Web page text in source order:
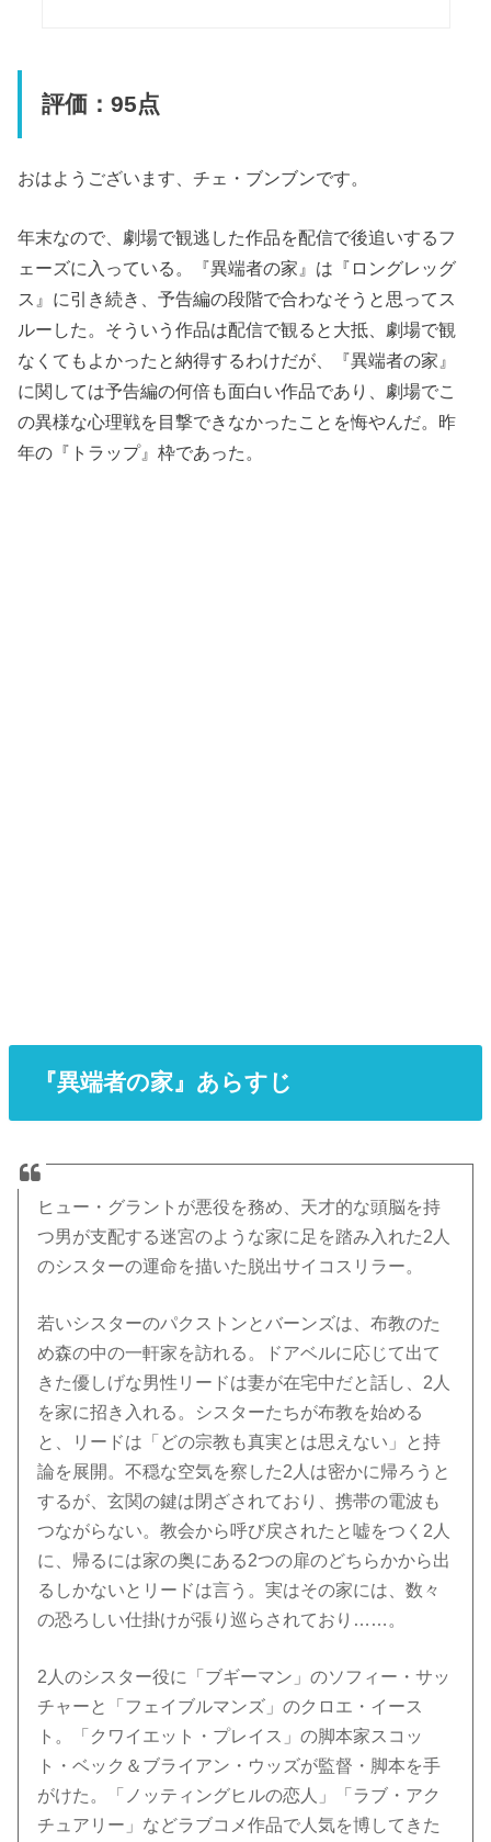
評価：95点
おはようございます、チェ・ブンブンです。
年末なので、劇場で観逃した作品を配信で後追いするフ
ェーズに入っている。『異端者の家』は『ロングレッグ
ス』に引き続き、予告編の段階で合わなそうと思ってス
ルーした。そういう作品は配信で観ると大抵、劇場で観
なくてもよかったと納得するわけだが、『異端者の家』
に関しては予告編の何倍も面白い作品であり、劇場でこ
の異様な心理戦を目撃できなかったことを悔やんだ。昨
年の『トラップ』枠であった。
『異端者の家』あらすじ
ヒュー・グラントが悪役を務め、天才的な頭脳を持
つ男が支配する迷宮のような家に足を踏み入れた2人
のシスターの運命を描いた脱出サイコスリラー。
若いシスターのパクストンとバーンズは、布教のた
め森の中の一軒家を訪れる。ドアベルに応じて出て
きた優しげな男性リードは妻が在宅中だと話し、2人
を家に招き入れる。シスターたちが布教を始める
と、リードは「どの宗教も真実とは思えない」と持
論を展開。不穏な空気を察した2人は密かに帰ろうと
するが、玄関の鍵は閉ざされており、携帯の電波も
つながらない。教会から呼び戻されたと嘘をつく2人
に、帰るには家の奥にある2つの扉のどちらかから出
るしかないとリードは言う。実はその家には、数々
の恐ろしい仕掛けが張り巡らされており……。
2人のシスター役に「ブギーマン」のソフィー・サッ
チャーと「フェイブルマンズ」のクロエ・イース
ト。「クワイエット・プレイス」の脚本家スコッ
ト・ベック＆ブライアン・ウッズが監督・脚本を手
がけた。「ノッティングヒルの恋人」「ラブ・アク
チュアリー」などラブコメ作品で人気を博してきた